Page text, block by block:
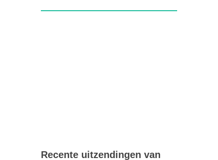
Recente uitzendingen van